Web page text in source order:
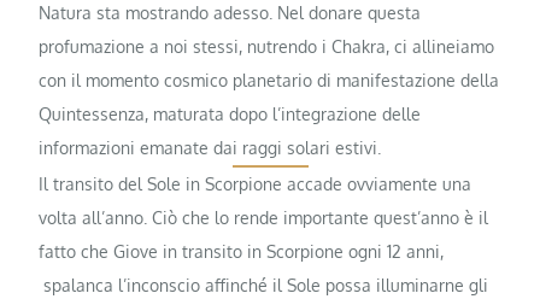
Natura sta mostrando adesso. Nel donare questa
profumazione a noi stessi, nutrendo i Chakra, ci allineiamo
con il momento cosmico planetario di manifestazione della
Quintessenza, maturata dopo l’integrazione delle
informazioni emanate dai raggi solari estivi.
Il transito del Sole in Scorpione accade ovviamente una
volta all’anno. Ciò che lo rende importante quest’anno è il
fatto che Giove in transito in Scorpione ogni 12 anni,
spalanca l’inconscio affinché il Sole possa illuminarne gli